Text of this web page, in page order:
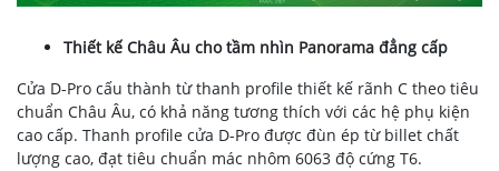
Thiết kế Châu Âu cho tầm nhìn Panorama đẳng cấp
Cửa D-Pro cấu thành từ thanh profile thiết kế rãnh C theo tiêu
chuẩn Châu Âu, có khả năng tương thích với các hệ phụ kiện
cao cấp. Thanh profile cửa D-Pro được đùn ép từ billet chất
lượng cao, đạt tiêu chuẩn mác nhôm 6063 độ cứng T6.